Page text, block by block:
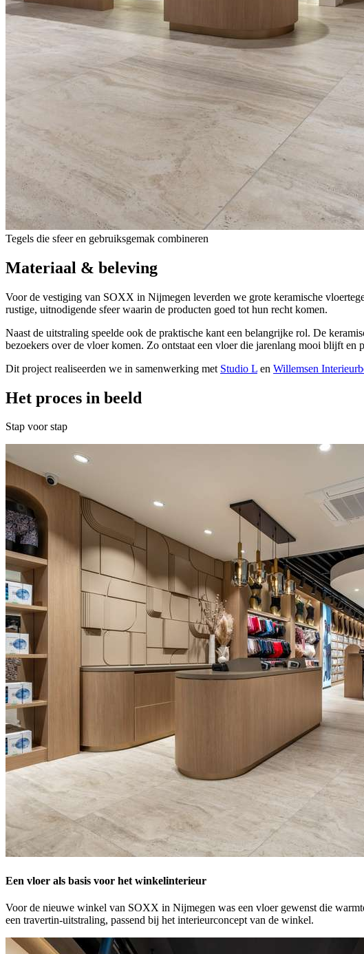
Tegels die sfeer en gebruiksgemak combineren
Materiaal & beleving
Voor de vestiging van SOXX in Nijmegen leverden we grote keramische
rustige, uitnodigende sfeer waarin de producten goed tot hun recht komen.
Naast de uitstraling speelde ook de praktische kant een belangrijke rol. De
bezoekers over de vloer komen. Zo ontstaat een vloer die jarenlang mooi blijft en
Dit project realiseerden we in samenwerking met Studio L en Willemsen
Het proces in beeld
Stap voor stap
Een vloer als basis voor het winkelinterieur
Voor de nieuwe winkel van SOXX in Nijmegen was een vloer gewenst die
een travertin-uitstraling, passend bij het interieurconcept van de winkel.